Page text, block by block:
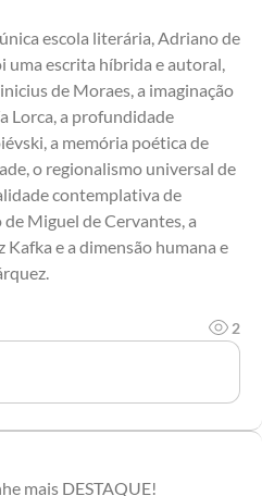
escola literária, Adriano de
uma escrita híbrida e autoral,
de Moraes, a imaginação
Lorca, a profundidade
a memória poética de
o regionalismo universal de
contemplativa de
Miguel de Cervantes, a
e a dimensão humana e
2
mais DESTAQUE!